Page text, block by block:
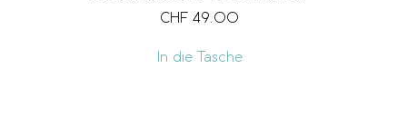
CHF 49.00
In die Tasche